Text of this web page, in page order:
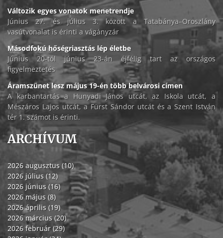
Változik egyes vonatok menetrendje
Június 27. és július 3. között a Tatabánya–Oroszlány
vasútvonalat is érinti a vágányzár
Másodfokú hőségriasztás lép életbe
Június 20-tól június 23-án éjfélig tart az országos
figyelmeztetés
Áramszünet lesz május 19-én több belvárosi címen
A karbantartás a Hunyadi János utcát, az Iskola utcát, a
Mészáros Lajos utcát, a Fürst Sándor utcát és a Szent István
tér 1. számot is érinti.
ARCHÍVUM
2026 augusztus (10)
2026 július (12)
2026 június (16)
2026 május (8)
2026 április (19)
2026 március (20)
2026 február (29)